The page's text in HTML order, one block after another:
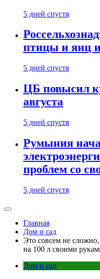
5 дней спустя
птицы и яиц
5 дней спустя
ЦБ повысил
августа
5 дней спустя
Румыния
проблем со
5 дней спустя
Главная
Дом и сад
Это совсем не
на 100 л своими
Дом и сад